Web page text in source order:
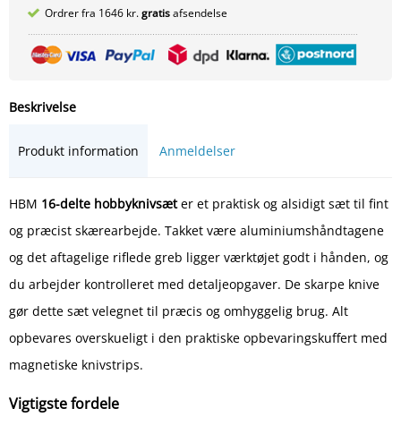
Ordrer fra 1646 kr.gratisafsendelse
Beskrivelse
Produkt information Anmeldelser
HBM 16-delte hobbyknivsæter et praktisk og alsidigt sæt til fint
og præcist skærearbejde. Takket være aluminiumshåndtagene
og det aftagelige riflede greb ligger værktøjet godt i hånden, og
du arbejder kontrolleret med detaljeopgaver. De skarpe knive
gør dette sæt velegnet til præcis og omhyggelig brug. Alt
opbevares overskueligt i den praktiske opbevaringskuffert med
magnetiske knivstrips.
Vigtigste fordele